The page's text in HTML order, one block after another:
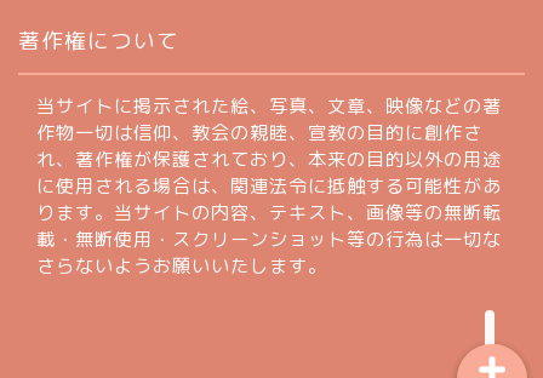
著作権について
当サイトに掲示された絵、写真、文章、映像などの著
作物一切は信仰、教会の親睦、宣教の目的に創作さ
れ、著作権が保護されており、本来の目的以外の用途
に使用される場合は、関連法令に抵触する可能性があ
ります。当サイトの内容、テキスト、画像等の無断転
載・無断使用・スクリーンショット等の行為は一切な
さらないようお願いいたします。
profile
著作権について
お問い合わせフォーム